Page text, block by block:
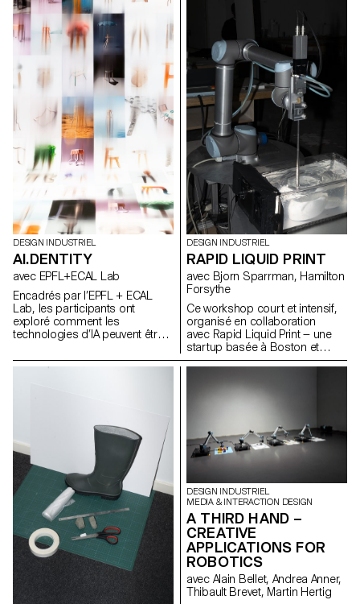
destiné à accueillir une fleur
unique de leur choix.
rénovée. Le projet prévoyait un
canevas ouvert, encourageant
les étudiants en design
industriel de l'ECAL à s'écarter
des méthodes traditionnelles
de résolution de problèmes.
DESIGN INDUSTRIEL
AI.DENTITY
avec EPFL+ECAL Lab
Encadrés par l’EPFL + ECAL
Lab, les participants ont
exploré comment les
technologies d’IA peuvent être
produits pour améliorer la
fonctionnalité et enrichir
fondements théoriques de l’IA
tout en expérimentant des
applications pratiques à travers
divers cas d’usage.
DESIGN INDUSTRIEL
RAPID LIQUID PRINT
avec Bjorn Sparrman, Hamilton
Forsythe
Ce workshop court et intensif,
organisé en collaboration
avec Rapid Liquid Print — une
startup basée à Boston et
issue du Self-Assembly Lab du
fondements de l’Embedded 3D
Printing, en questionnant de
poétique ce qu’est une courbe,
une surface ou un volume
épaissi lorsqu’il passe du
monde numérique à la réalité
DESIGN INDUSTRIEL
MEDIA & INTERACTION DESIGN
A THIRD HAND –
CREATIVE
APPLICATIONS FOR
ROBOTICS
avec Alain Bellet, Andrea Anner,
Thibault Brevet, Martin Hertig